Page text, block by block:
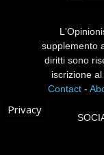
supplemento
diritti sono
iscrizione
Contact -
Privacy